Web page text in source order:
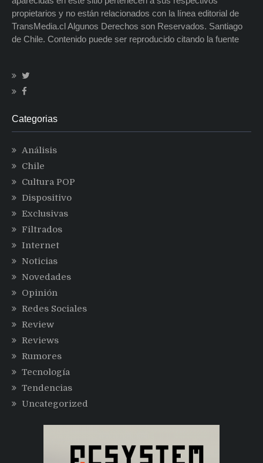
propietarios y no están relacionados con la línea editorial de
TransMedia.cl Algunos Derechos son Reservados. Santiago
de Chile. Contenido puede ser reproducido citando la fuente
Categorias
Análisis
Chile
Cultura POP
Dispositivo
Exclusivas
Filtrados
Internet
Noticias
Novedades
Opinión
Redes Sociales
Review
Reviews
Rumores
Tecnología
Tendencias
Uncategorized